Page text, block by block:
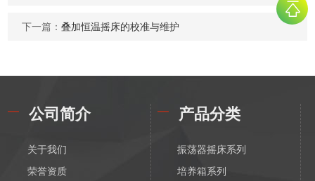
下一篇：叠加恒温摇床的校准与维护
公司简介
关于我们
荣誉资质
产品分类
振荡器摇床系列
培养箱系列